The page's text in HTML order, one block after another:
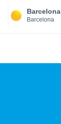
Barcelona
Barcelona